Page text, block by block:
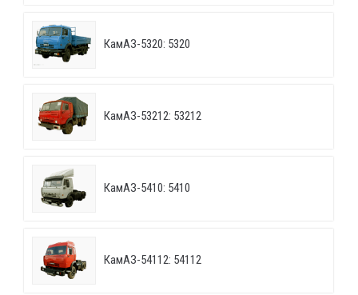
КамАЗ-5320: 5320
КамАЗ-53212: 53212
КамАЗ-5410: 5410
КамАЗ-54112: 54112